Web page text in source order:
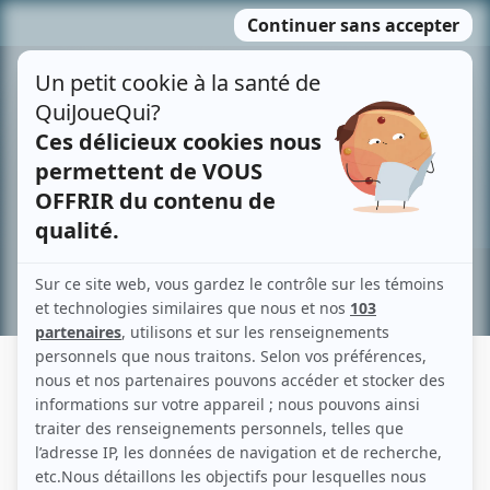
MENU
contenu
Recherche avancée »
MAËL DAVAN-SOULAS
Liens
Fiche de Maël Davan-Soulas sur Showbizz.net